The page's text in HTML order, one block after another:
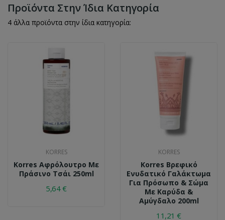
Προϊόντα Στην Ίδια Κατηγορία
4 άλλα προϊόντα στην ίδια κατηγορία:
KORRES
Korres Αφρόλουτρο Με
Πράσινο Τσάι 250ml
5,64 €
KORRES
Korres Βρεφικό
Ενυδατικό Γαλάκτωμα
Για Πρόσωπο & Σώμα
Με Καρύδα &
Αμύγδαλο 200ml
11,21 €